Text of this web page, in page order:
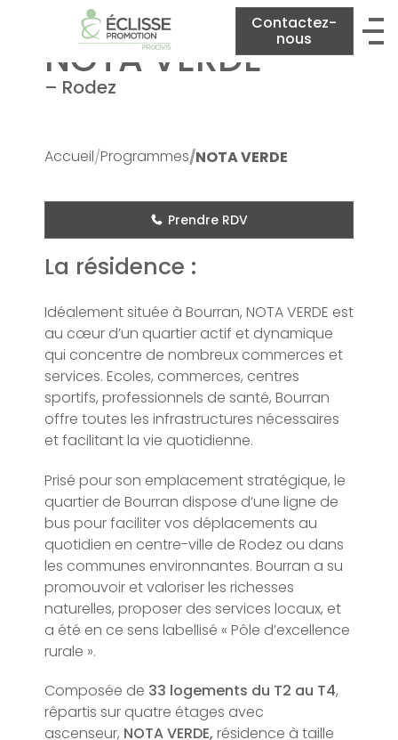
Contactez-
nous
NOTA VERDE
– Rodez
Accueil Programmes NOTA VERDE
Prendre RDV
La résidence :
Idéalement située à Bourran, NOTA VERDE est
au cœur d’un quartier actif et dynamique
qui concentre de nombreux commerces et
services. Ecoles, commerces, centres
sportifs, professionnels de santé, Bourran
offre toutes les infrastructures nécessaires
et facilitant la vie quotidienne.
Prisé pour son emplacement stratégique, le
quartier de Bourran dispose d’une ligne de
bus pour faciliter vos déplacements au
quotidien en centre-ville de Rodez ou dans
les communes environnantes. Bourran a su
promouvoir et valoriser les richesses
naturelles, proposer des services locaux, et
a été en ce sens labellisé « Pôle d’excellence
rurale ».
Composée de 33 logements du T2 au T4,
répartis sur quatre étages avec
ascenseur, NOTA VERDE, résidence à taille